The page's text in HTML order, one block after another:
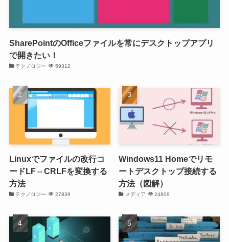
SharePointのOfficeファイルを常にデスクトップアプリ
で開きたい！
テクノロジー 59312
Linuxでファイルの改行コ
ードLF⇔CRLFを変換する
方法
テクノロジー 27839
Windows11 Homeでリモ
ートデスクトップ接続する
方法（図解）
メディア 24809